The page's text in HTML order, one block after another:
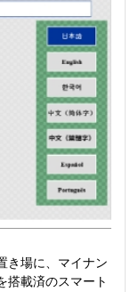
き場に、マイナン
搭載済のスマート